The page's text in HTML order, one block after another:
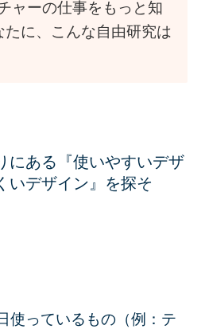
ャーの仕事をもっと知
たに、こんな自由研究は
にある『使いやすいデザ
いデザイン』を探そ
使っているもの（例：テ